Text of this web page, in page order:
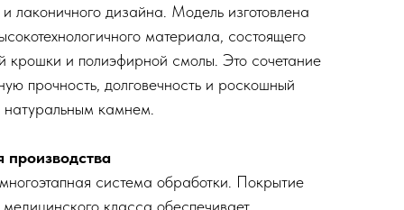
лаконичного дизайна. Модель изготовлена
материала, состоящего
крошки и полиэфирной смолы. Это сочетание
прочность, долговечность и роскошный
камнем.
производства
система обработки. Покрытие
класса обеспечивает